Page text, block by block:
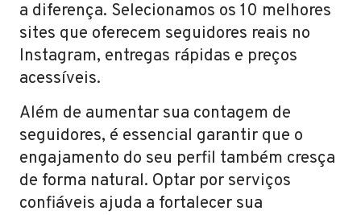
a diferença. Selecionamos os 10 melhores
sites que oferecem seguidores reais no
Instagram, entregas rápidas e preços
acessíveis.
Além de aumentar sua contagem de
seguidores, é essencial garantir que o
engajamento do seu perfil também cresça
de forma natural. Optar por serviços
confiáveis ajuda a fortalecer sua